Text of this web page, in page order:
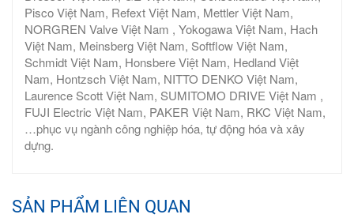
Pisco Việt Nam, Refext Việt Nam, Mettler Việt Nam,
NORGREN Valve Việt Nam , Yokogawa Việt Nam, Hach
Việt Nam, Meinsberg Việt Nam, Softflow Việt Nam,
Schmidt Việt Nam, Honsbere Việt Nam, Hedland Việt
Nam, Hontzsch Việt Nam, NITTO DENKO Việt Nam,
Laurence Scott Việt Nam, SUMITOMO DRIVE Việt Nam ,
FUJI Electric Việt Nam, PAKER Việt Nam, RKC Việt Nam,
…phục vụ ngành công nghiệp hóa, tự động hóa và xây
dựng.
SẢN PHẨM LIÊN QUAN